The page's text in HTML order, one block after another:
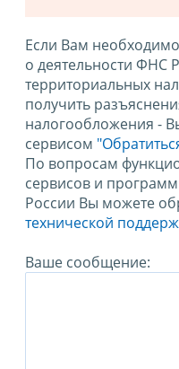
Если Вам
о деятельности ФНС
территориальных
получить
налогообложения -
сервисом
По вопросам
сервисов и
России Вы можете
технической
Ваше сообщение: